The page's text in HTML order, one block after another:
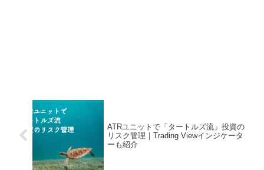
ATRユニットで「タートルズ流」投資の
リスク管理｜Trading Viewインジケータ
ーも紹介